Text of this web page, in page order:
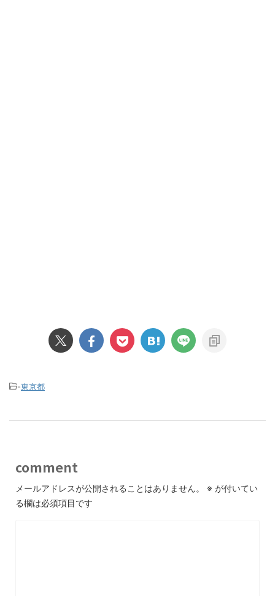
-東京都
comment
メールアドレスが公開されることはありません。 ※ が付いてい
る欄は必須項目です